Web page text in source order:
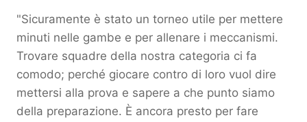
"Sicuramente è stato un torneo utile per mettere
minuti nelle gambe e per allenare i meccanismi.
Trovare squadre della nostra categoria ci fa
comodo; perché giocare contro di loro vuol dire
mettersi alla prova e sapere a che punto siamo
della preparazione. È ancora presto per fare